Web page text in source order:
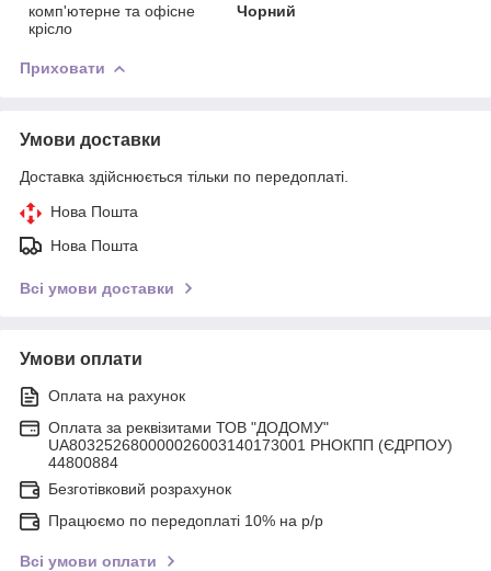
комп'ютерне та офісне
крісло
Чорний
Приховати
Умови доставки
Доставка здійснюється тільки по передоплаті.
Нова Пошта
Нова Пошта
Всі умови доставки
Умови оплати
Оплата на рахунок
Оплата за реквізитами ТОВ "ДОДОМУ"
UA803252680000026003140173001 РНОКПП (ЄДРПОУ)
44800884
Безготівковий розрахунок
Працюємо по передоплаті 10% на р/р
Всі умови оплати